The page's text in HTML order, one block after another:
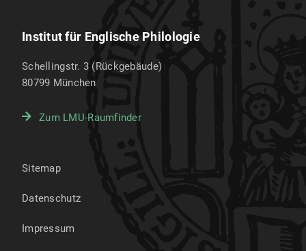
Institut für Englische Philologie
Schellingstr. 3 (Rückgebäude)
80799 München
Zum LMU-Raumfinder
Sitemap
Datenschutz
Impressum